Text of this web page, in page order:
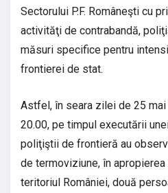
Sectorului P.F. Româneşti cu
activităţi de contrabandă,
măsuri specifice pentru
frontierei de stat.
Astfel, în seara zilei de 25
20.00, pe timpul executării
poliţiştii de frontieră au
de termoviziune, în
teritoriul României, două